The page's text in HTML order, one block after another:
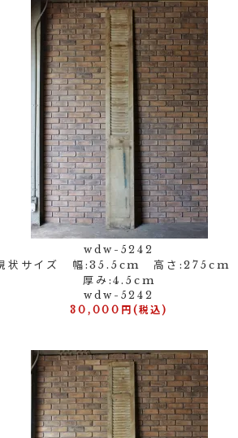
wdw-5242
状サイズ 幅:35.5cm 高さ:275cm
厚み:4.5cm
wdw-5242
30,000円(税込)